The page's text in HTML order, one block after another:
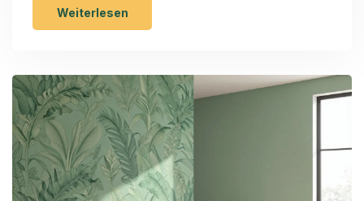
Weiterlesen